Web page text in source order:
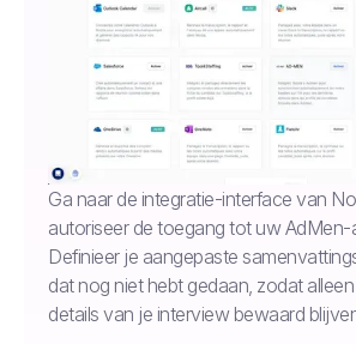
Ga naar de integratie-interface van
autoriseer de toegang tot uw
Definieer je aangepaste
dat nog niet hebt gedaan, zodat
details van je interview bewaard